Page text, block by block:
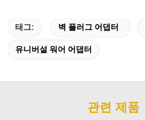
태그: 벽 플러그 어댑터
유니버설 워어 어댑터
관련 제품